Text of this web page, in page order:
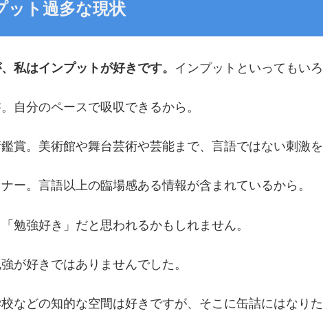
ット過多な現状
私はインプットが好きです。 インプットといってもい
自分のペースで吸収できるから。
賞。美術館や舞台芸術や芸能まで、言語ではない刺激を
ー。言語以上の臨場感ある情報が含まれているから。
勉強好き」だと思われるかもしれません。
が好きではありませんでした。
などの知的な空間は好きですが、そこに缶詰にはなりた